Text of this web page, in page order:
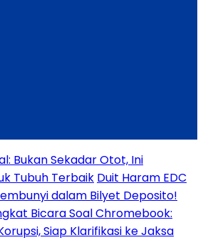
Bukan Sekadar Otot, Ini
Tubuh Terbaik Duit Haram EDC
dalam Bilyet Deposito!
Bicara Soal Chromebook:
Siap Klarifikasi ke Jaksa